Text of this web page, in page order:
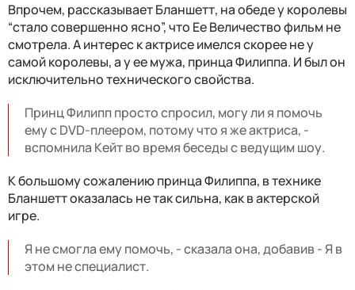
Впрочем, рассказывает Бланшетт, на обеде у королевы
“стало совершенно ясно”, что Ее Величество фильм не
смотрела. А интерес к актрисе имелся скорее не у
самой королевы, а у ее мужа, принца Филиппа. И был он
исключительно технического свойства.
Принц Филипп просто спросил, могу ли я помочь
ему с DVD-плеером, потому что я же актриса, -
вспомнила Кейт во время беседы с ведущим шоу.
К большому сожалению принца Филиппа, в технике
Бланшетт оказалась не так сильна, как в актерской
игре.
Я не смогла ему помочь, - сказала она, добавив - Я в
этом не специалист.